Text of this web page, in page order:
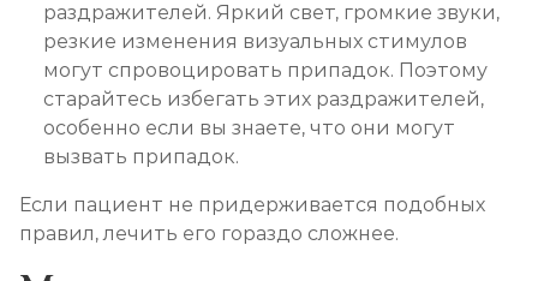
раздражителей. Яркий свет, громкие звуки,
резкие изменения визуальных стимулов
могут спровоцировать припадок. Поэтому
старайтесь избегать этих раздражителей,
особенно если вы знаете, что они могут
вызвать припадок.
Если пациент не придерживается подобных
правил, лечить его гораздо сложнее.